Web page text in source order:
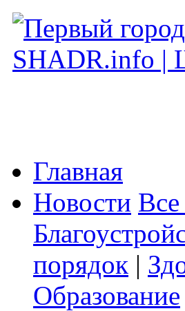
Главная
Новости
порядок |
Образование